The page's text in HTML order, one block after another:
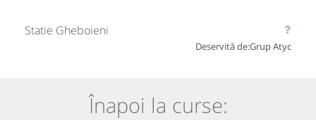
Statie Gheboieni
Deservită de:Grup Atyc
Înapoi la curse: